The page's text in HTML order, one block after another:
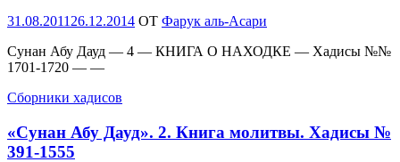
Опубликовано
31.08.2011 26.12.2014 OT Фарук аль-Асари
Сунан Абу Дауд — 4 — КНИГА О НАХОДКЕ — Хадисы №№
1701-1720 — —
Сборники хадисов
«Сунан Абу Дауд». 2. Книга молитвы. Хадисы №
391-1555